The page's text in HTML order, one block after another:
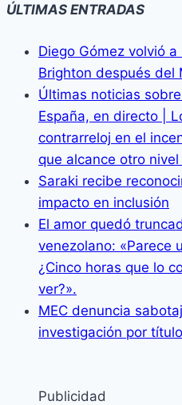
ÚLTIMAS ENTRADAS
Diego Gómez volvió
Brighton después del
Últimas noticias
España, en directo |
contrarreloj en el
que alcance otro
Saraki recibe
impacto en inclusión
El amor quedó
venezolano: «Parece
¿Cinco horas que lo
ver?».
MEC denuncia
investigación por
Publicidad